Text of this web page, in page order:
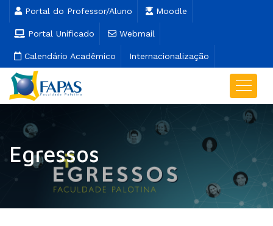
Portal do Professor/Aluno Moodle
Portal Unificado Webmail
Calendário Acadêmico Internacionalização
Egressos